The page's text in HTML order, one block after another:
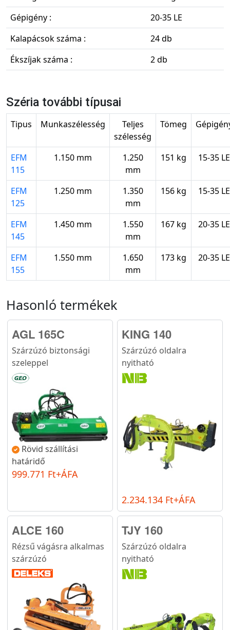
Gépigény :
20-35 LE
Kalapácsok száma :
24 db
Ékszíjak száma :
2 db
Széria további típusai
Tipus Munkaszélesség
Teljes
szélesség
Tömeg
EFM
115
1.150 mm
1.250
mm
151 kg 15-35 LE
EFM
125
1.250 mm
1.350
mm
156 kg 15-35 LE
EFM
145
1.450 mm
1.550
mm
167 kg 20-35 LE
EFM
155
1.550 mm
1.650
mm
173 kg 20-35 LE
Hasonló termékek
AGL 165C
Szárzúzó biztonsági
szeleppel
Rövid szállítási
határidő
999.771 Ft+ÁFA
KING 140
Szárzúzó oldalra
nyitható
2.234.134 Ft+ÁFA
ALCE 160
Rézsű vágásra alkalmas
szárzúzó
TJY 160
Szárzúzó oldalra
nyitható